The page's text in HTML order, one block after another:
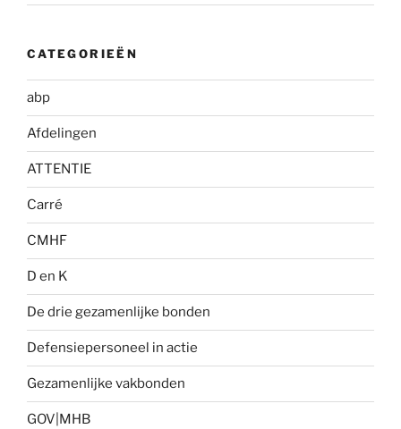
CATEGORIEËN
abp
Afdelingen
ATTENTIE
Carré
CMHF
D en K
De drie gezamenlijke bonden
Defensiepersoneel in actie
Gezamenlijke vakbonden
GOV|MHB